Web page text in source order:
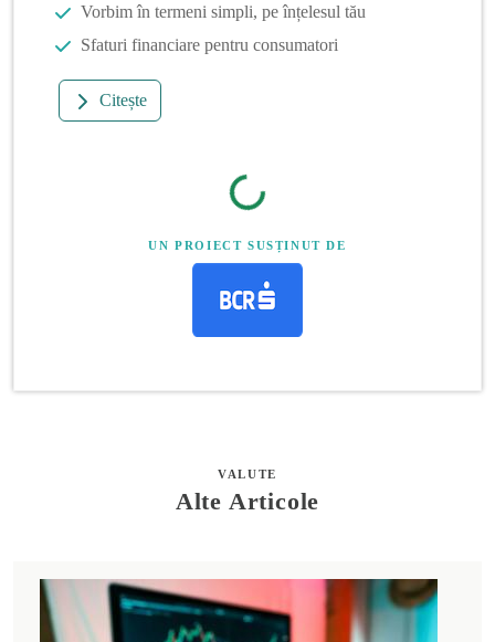
Vorbim în termeni simpli, pe înțelesul tău
Sfaturi financiare pentru consumatori
Citește
UN PROIECT SUSȚINUT DE
VALUTE
Alte Articole